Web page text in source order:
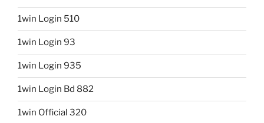
1win Login 510
1win Login 93
1win Login 935
1win Login Bd 882
1win Official 320